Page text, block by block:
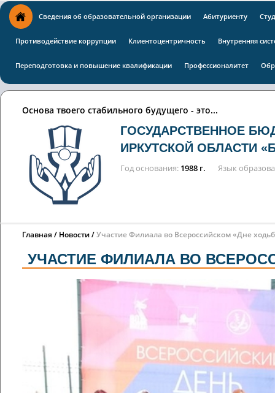
Сведения об образовательной организации Абитуриенту
Противодействие коррупции Клиентоцентричность Внутренняя
Переподготовка и повышение квалификации Профессионалитет
Основа твоего стабильного будущего - это...
ГОСУДАРСТВЕННОЕ
ИРКУТСКОЙ ОБЛАСТИ
Год основания 1988 г. Язык
Главная Новости Участие Филиала во Всероссийском «Дне
УЧАСТИЕ ФИЛИАЛА ВО